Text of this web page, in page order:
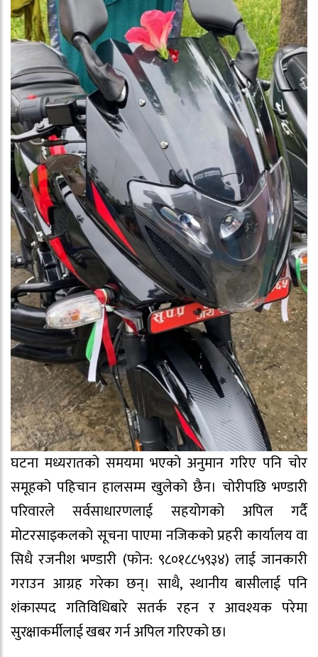
घटना मध्यरातको समयमा भएको अनुमान गरिए पनि चोर
समूहको पहिचान हालसम्म खुलेको छैन। चोरीपछि भण्डारी
परिवारले सर्वसाधारणलाई सहयोगको अपिल गर्दै
मोटरसाइकलको सूचना पाएमा नजिकको प्रहरी कार्यालय वा
सिधै रजनीश भण्डारी (फोन: ९८०१८८५९३४) लाई जानकारी
गराउन आग्रह गरेका छन्। साथै, स्थानीय बासीलाई पनि
शंकास्पद गतिविधिबारे सतर्क रहन र आवश्यक परेमा
सुरक्षाकर्मीलाई खबर गर्न अपिल गरिएको छ।